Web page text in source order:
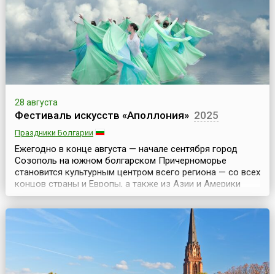
28 августа
Фестиваль искусств «Аполлония» 2025
Праздники Болгарии
Ежегодно в конце августа — начале сентября город
Созополь на южном болгарском Причерноморье
становится культурным центром всего региона — со всех
концов страны и Европы, а также из Азии и Америки
сюда стекаются поклонники всех видов искусств, чтобы
не только отдохнуть под теплым южным солнцем, но и
насладиться богатой культурной программой фестиваля
— Фестиваля искусств «Аполлония», который получи...